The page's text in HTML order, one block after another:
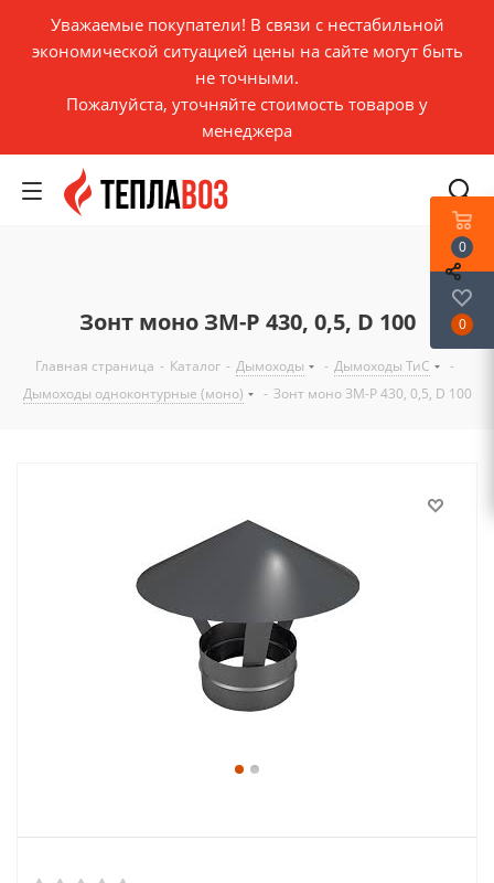
Уважаемые покупатели! В связи с нестабильной
экономической ситуацией цены на сайте могут быть
не точными.
Пожалуйста, уточняйте стоимость товаров у
менеджера
Зонт моно ЗМ-Р 430, 0,5, D 100
Главная страница - Каталог - Дымоходы - Дымоходы ТиС
-
Дымоходы одноконтурные (моно)
- Зонт моно ЗМ-Р 430, 0,5, D 100
0
0